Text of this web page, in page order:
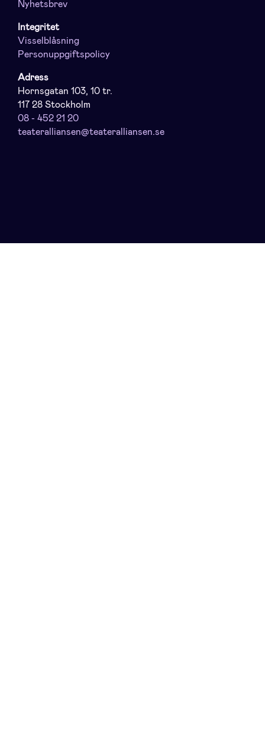
Nyhetsbrev
Integritet
Visselblåsning
Personuppgiftspolicy
Adress
Hornsgatan 103, 10 tr.
117 28 Stockholm
08 - 452 21 20
teateralliansen@teateralliansen.se